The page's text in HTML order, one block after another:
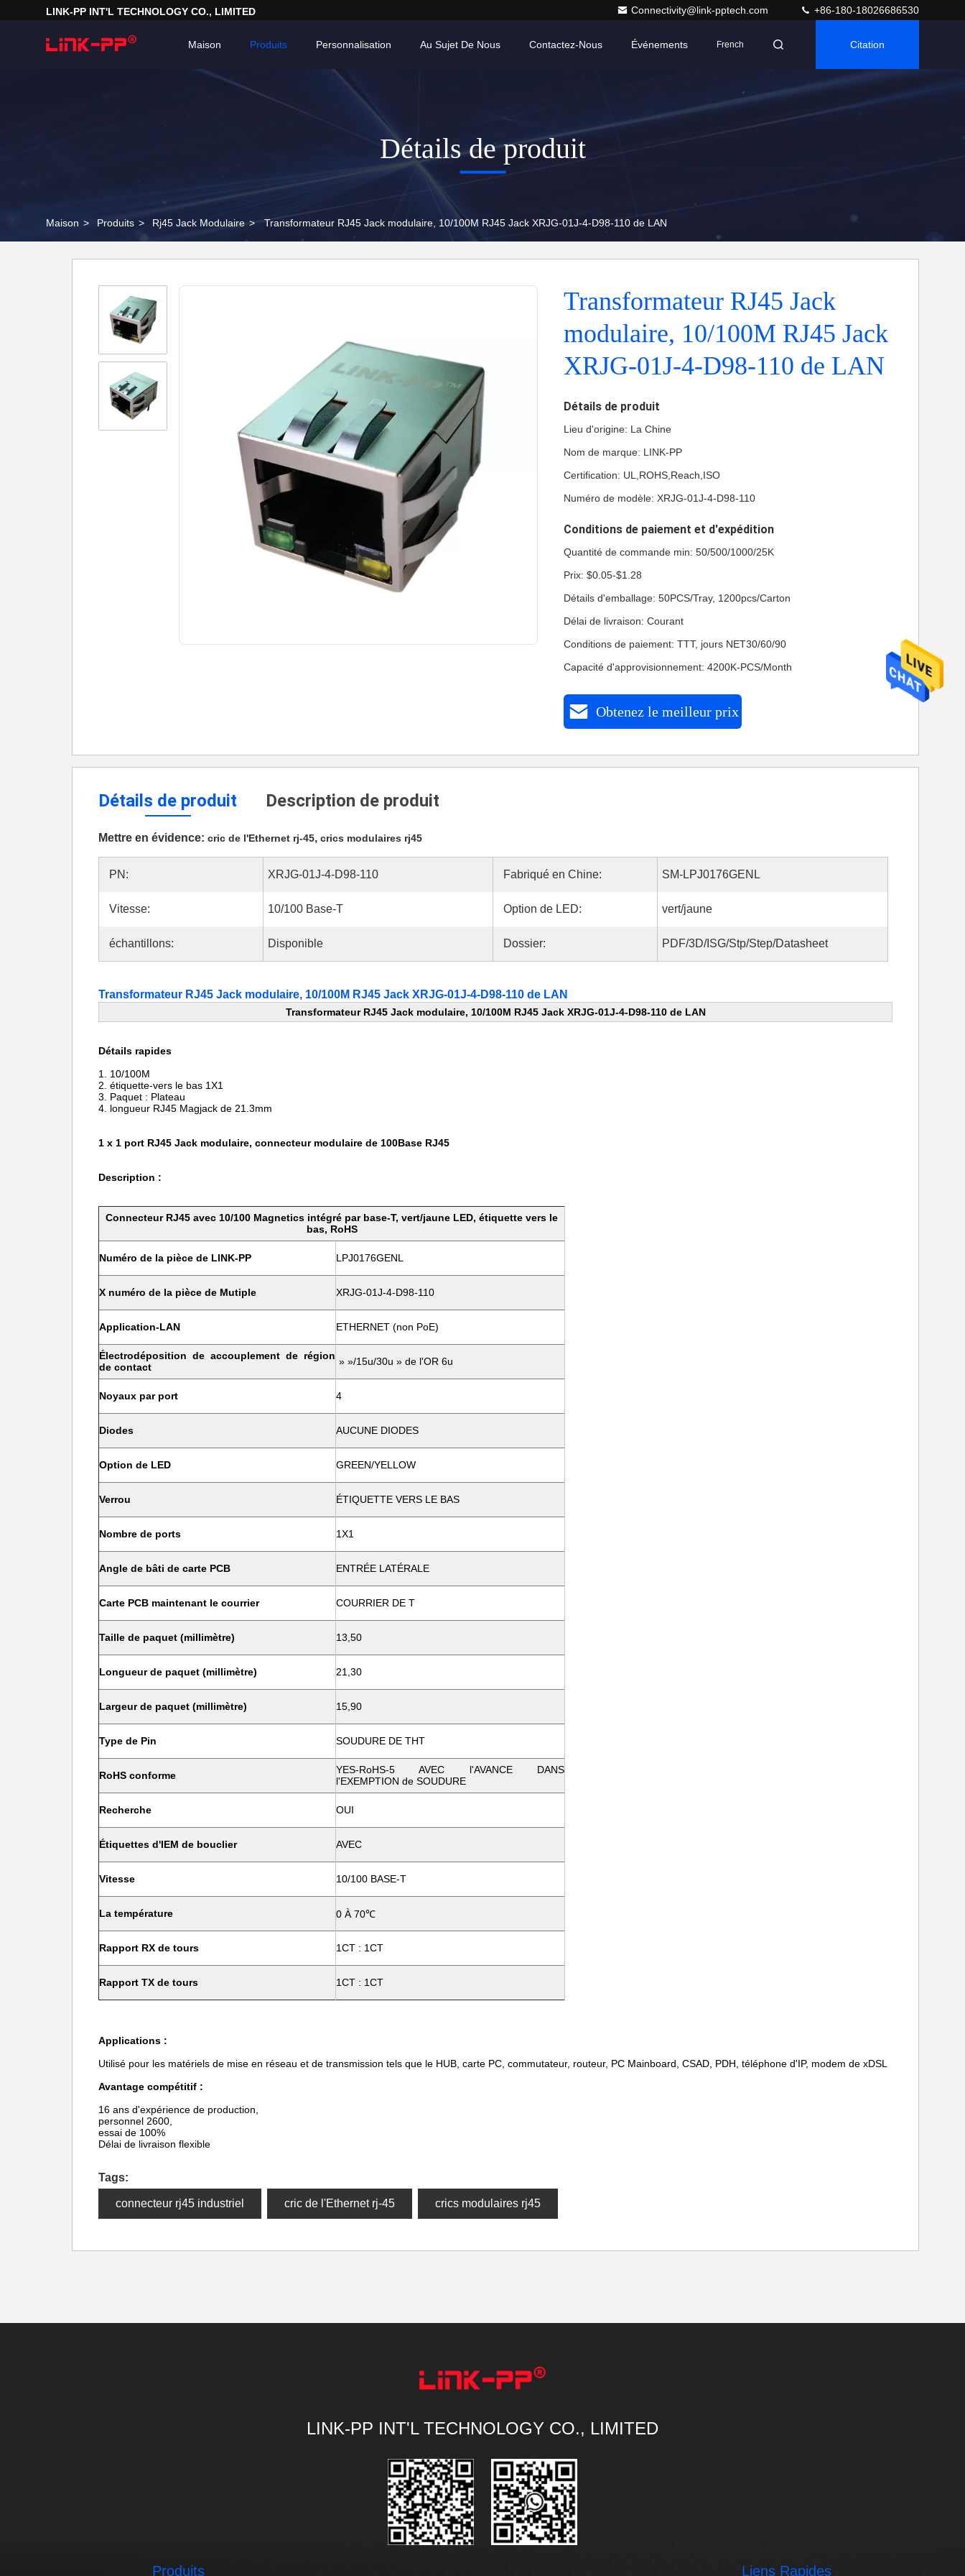
LINK-PP INT'L TECHNOLOGY CO., LIMITED Connectivity@link-pptech.com +86-180-18026686530
Maison Produits Au Sujet De Nous Contactez-Nous Événements
Personnalisation French Citation
Détails de produit
Maison > Produits > Rj45 Jack Modulaire > Transformateur RJ45 Jack modulaire, 10/100M RJ45 Jack XRJG-01J-4-D98-110 de LAN
Transformateur RJ45 Jack
modulaire, 10/100M RJ45 Jack
XRJG-01J-4-D98-110 de LAN
Détails de produit
Lieu d'origine: La Chine
Nom de marque: LINK-PP
Certification: UL,ROHS,Reach,ISO
Numéro de modèle: XRJG-01J-4-D98-110
Conditions de paiement et d'expédition
Quantité de commande min: 50/500/1000/25K
Prix: $0.05-$1.28
Détails d'emballage: 50PCS/Tray, 1200pcs/Carton
Délai de livraison: Courant
Conditions de paiement: TTT, jours NET30/60/90
Capacité d'approvisionnement: 4200K-PCS/Month
Obtenez le meilleur prix
Détails de produit Description de produit
Mettre en évidence: cric de l'Ethernet rj-45, crics modulaires rj45
PN: XRJG-01J-4-D98-110 Fabriqué en Chine: SM-LPJ0176GENL
Vitesse: 10/100 Base-T Option de LED: vert/jaune
échantillons: Disponible Dossier: PDF/3D/ISG/Stp/Step/Datasheet
Transformateur RJ45 Jack modulaire, 10/100M RJ45 Jack XRJG-01J-4-D98-110 de LAN
Transformateur RJ45 Jack modulaire, 10/100M RJ45 Jack XRJG-01J-4-D98-110 de LAN
Détails rapides
1. 10/100M
2. étiquette-vers le bas 1X1
3. Paquet : Plateau
4. longueur RJ45 Magjack de 21.3mm
1 x 1 port RJ45 Jack modulaire, connecteur modulaire de 100Base RJ45
Description :
Connecteur RJ45 avec 10/100 Magnetics intégré par base-T, vert/jaune LED, étiquette vers le
bas, RoHS
Numéro de la pièce de LINK-PP LPJ0176GENL
X numéro de la pièce de Mutiple XRJG-01J-4-D98-110
Application-LAN ETHERNET (non PoE)
Électrodéposition de accouplement de région
de contact
» »/15u/30u » de l'OR 6u
Noyaux par port 4
Diodes AUCUNE DIODES
Option de LED GREEN/YELLOW
Verrou ÉTIQUETTE VERS LE BAS
Nombre de ports 1X1
Angle de bâti de carte PCB ENTRÉE LATÉRALE
Carte PCB maintenant le courrier COURRIER DE T
Taille de paquet (millimètre) 13,50
Longueur de paquet (millimètre) 21,30
Largeur de paquet (millimètre) 15,90
Type de Pin SOUDURE DE THT
RoHS conforme
YES-RoHS-5 AVEC l'AVANCE DANS
l'EXEMPTION de SOUDURE
Recherche OUI
Étiquettes d'IEM de bouclier AVEC
Vitesse 10/100 BASE-T
La température 0 À 70℃
Rapport RX de tours 1CT : 1CT
Rapport TX de tours 1CT : 1CT
Applications :
Utilisé pour les matériels de mise en réseau et de transmission tels que le HUB, carte PC, commutateur, routeur, PC Mainboard, CSAD, PDH, téléphone d'IP, modem de xDSL
Avantage compétitif :
16 ans d'expérience de production,
personnel 2600,
essai de 100%
Délai de livraison flexible
Tags:
connecteur rj45 industriel cric de l'Ethernet rj-45 crics modulaires rj45
LINK-PP INT'L TECHNOLOGY CO., LIMITED
Produits Liens Rapides